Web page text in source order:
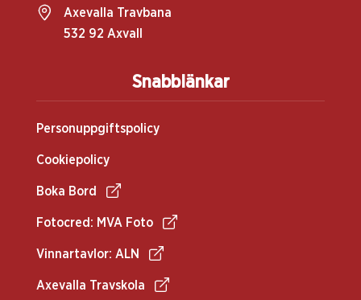
Snabblänkar
Personuppgiftspolicy
Cookiepolicy
Boka Bord
Fotocred: MVA Foto
Vinnartavlor: ALN
Axevalla Travskola
Axevalla Travbana
532 92 Axvall